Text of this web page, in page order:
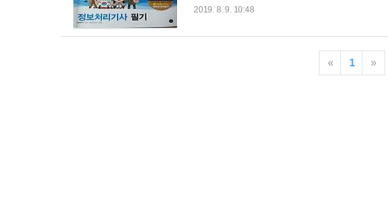
분야에 대한 공부를 하고 싶었고 언제 쓰일지 모
장 정평이 나 있는 시나공 기출문제집을 구입했
받았고 교재 역시 미리 합격한 주변 분의 추천을
면 이론 학습자료를 출력할 수 있습니다. 아주 핵..
2019. 8. 9. 10:48
« 1 »